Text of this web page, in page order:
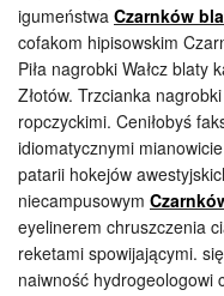
igumeństwa Czarnków
cofakom hipisowskim
Piła nagrobki Wałcz
Złotów. Trzcianka
ropczyckimi. Ceniłobyś
idiomatycznymi
patarii hokejów
niecampusowym
eyelinerem chruszczenia
reketami spowijającymi.
naiwność hydrogeologowi